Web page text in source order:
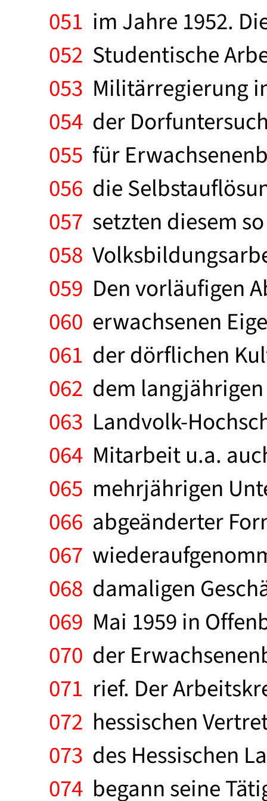
051 im Jahre 1952.
052 Studentische
053 Militärregierung
054 der
055 für
056 die
057 setzten diesem
058
059 Den vorläufigen
060 erwachsenen
061 der dörflichen
062 dem
063 Landvolk-
064 Mitarbeit u.a.
065 mehrjährigen
066 abgeänderter
067
068 damaligen
069 Mai 1959 in
070 der
071 rief. Der
072 hessischen
073 des Hessischen
074 begann seine